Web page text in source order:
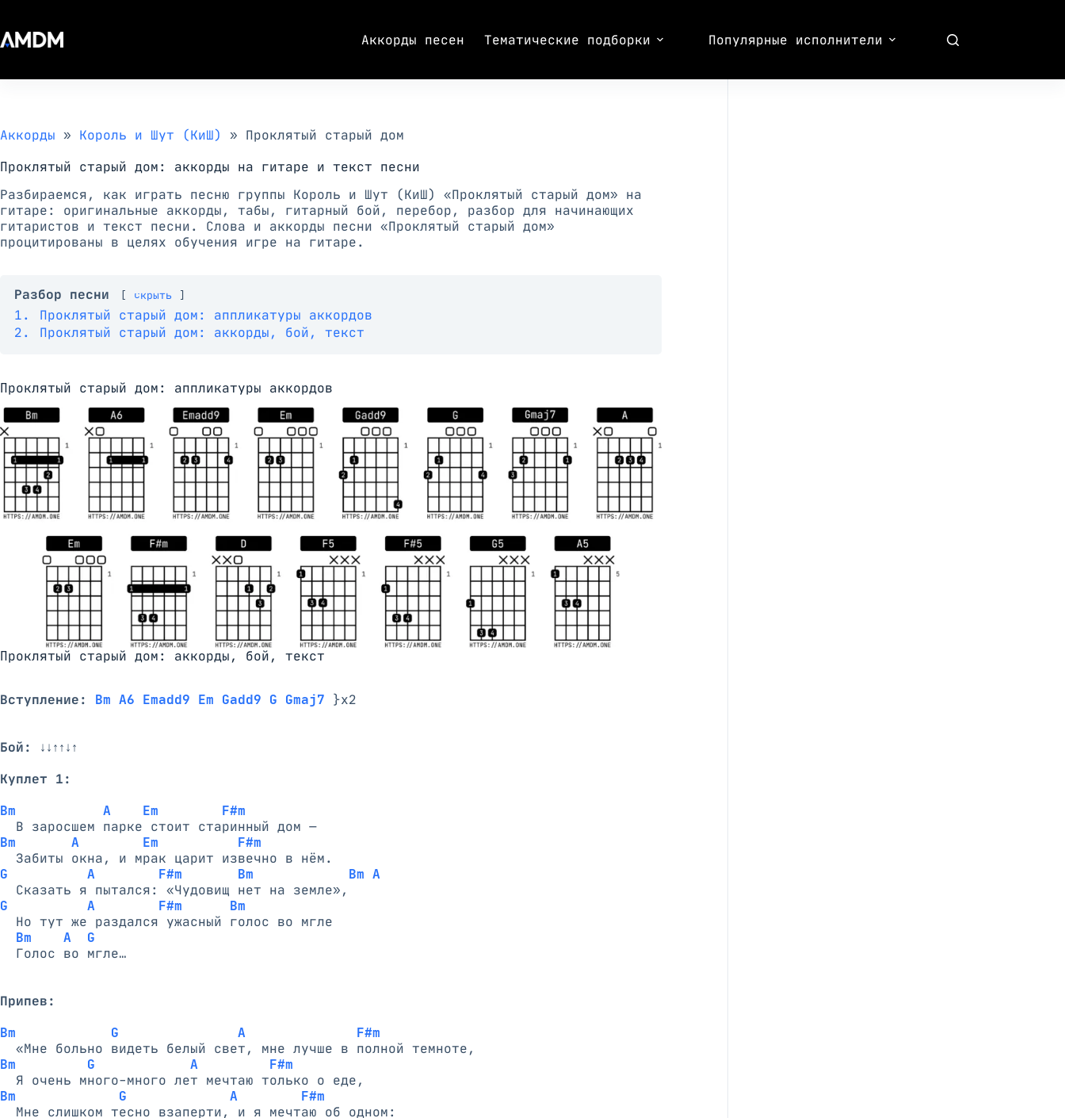
сути
Аккорды песен Тематические подборки Популярные исполнители
Аккорды » Король и Шут (КиШ) » Проклятый старый дом
Проклятый старый дом: аккорды на гитаре и текст песни
Разбираемся, как играть песню группы Король и Шут (КиШ) «Проклятый старый дом» на
гитаре: оригинальные аккорды, табы, гитарный бой, перебор, разбор для начинающих
гитаристов и текст песни. Слова и аккорды песни «Проклятый старый дом»
процитированы в целях обучения игре на гитаре.
Разбор песни скрыть
1.
Проклятый старый дом: аппликатуры аккордов
2.
Проклятый старый дом: аккорды, бой, текст
Проклятый старый дом: аппликатуры аккордов
Проклятый старый дом: аккорды, бой, текст
Вступление: Bm A6 Emadd9 Em Gadd9 G Gmaj7 }x2
Бой:
↓↓↑↑↓↑
Куплет 1:
Bm           A    Em        F#m
Bm       A        Em          F#m
G          A        F#m       Bm            Bm A
G          A        F#m      Bm
  Но тут же раздался ужасный голос во мгле
Bm    A  G
  Голос во мгле…
Припев:
Bm            G               A              F#m
Bm         G            A         F#m
Bm             G             A        F#m